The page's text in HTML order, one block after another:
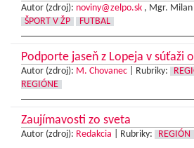
Autor (zdroj): noviny@zelpo.sk , Mgr. Milan
ŠPORT V ŽP
FUTBAL
Podporte jaseň z Lopeja v súťaži
Autor (zdroj): M. Chovanec Rubriky:
REGIÓNE
Zaujímavosti zo sveta
Autor (zdroj): Redakcia Rubriky: REGIÓN